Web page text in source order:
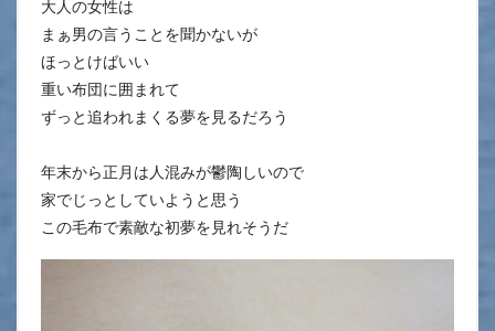
大人の女性は
まぁ男の言うことを聞かないが
ほっとけばいい
重い布団に囲まれて
ずっと追われまくる夢を見るだろう
年末から正月は人混みが鬱陶しいので
家でじっとしていようと思う
この毛布で素敵な初夢を見れそうだ